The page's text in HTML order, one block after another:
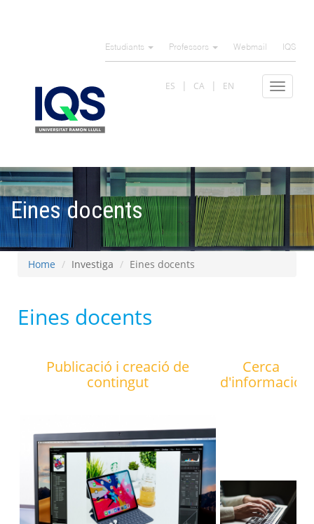
Estudiants Professors Webmail IQS
Toggle
ES CA EN
Eines docents
Home Investiga Eines docents
Eines docents
Publicació i creació de
contingut
Cerca
d'informació